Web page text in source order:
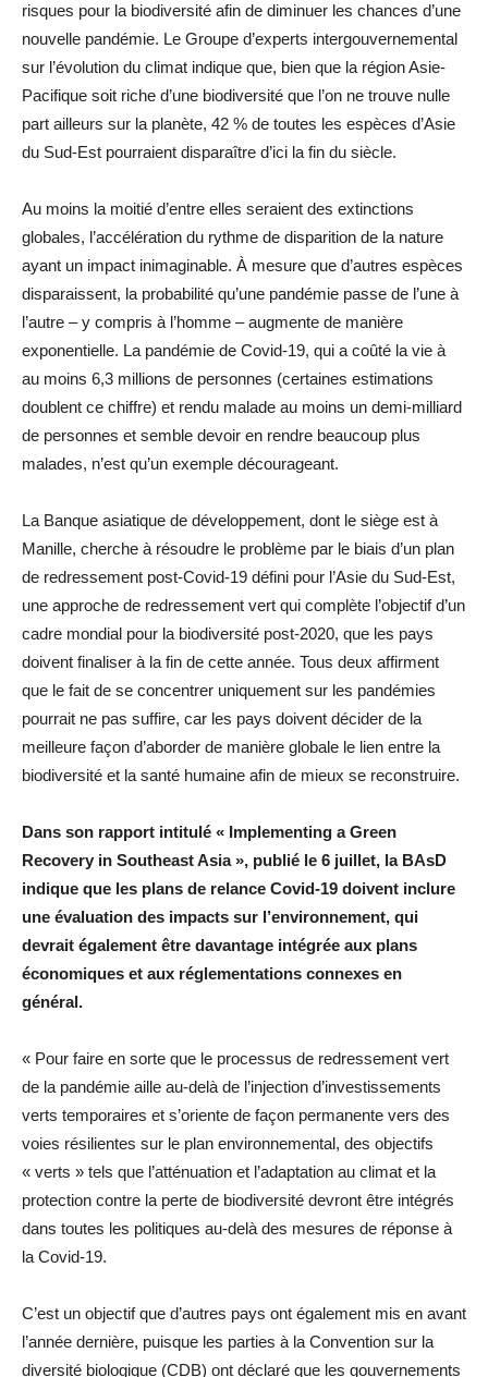
risques pour la biodiversité afin de diminuer les chances d’une
nouvelle pandémie. Le Groupe d’experts intergouvernemental
sur l’évolution du climat indique que, bien que la région Asie-
Pacifique soit riche d’une biodiversité que l’on ne trouve nulle
part ailleurs sur la planète, 42 % de toutes les espèces d’Asie
du Sud-Est pourraient disparaître d’ici la fin du siècle.
Au moins la moitié d’entre elles seraient des extinctions
globales, l’accélération du rythme de disparition de la nature
ayant un impact inimaginable. À mesure que d’autres espèces
disparaissent, la probabilité qu’une pandémie passe de l’une à
l’autre – y compris à l’homme – augmente de manière
exponentielle. La pandémie de Covid-19, qui a coûté la vie à
au moins 6,3 millions de personnes (certaines estimations
doublent ce chiffre) et rendu malade au moins un demi-milliard
de personnes et semble devoir en rendre beaucoup plus
malades, n’est qu’un exemple décourageant.
La Banque asiatique de développement, dont le siège est à
Manille, cherche à résoudre le problème par le biais d’un plan
de redressement post-Covid-19 défini pour l’Asie du Sud-Est,
une approche de redressement vert qui complète l’objectif d’un
cadre mondial pour la biodiversité post-2020, que les pays
doivent finaliser à la fin de cette année. Tous deux affirment
que le fait de se concentrer uniquement sur les pandémies
pourrait ne pas suffire, car les pays doivent décider de la
meilleure façon d’aborder de manière globale le lien entre la
biodiversité et la santé humaine afin de mieux se reconstruire.
Dans son rapport intitulé « Implementing a Green
Recovery in Southeast Asia », publié le 6 juillet, la BAsD
indique que les plans de relance Covid-19 doivent inclure
une évaluation des impacts sur l’environnement, qui
devrait également être davantage intégrée aux plans
économiques et aux réglementations connexes en
général.
« Pour faire en sorte que le processus de redressement vert
de la pandémie aille au-delà de l’injection d’investissements
verts temporaires et s’oriente de façon permanente vers des
voies résilientes sur le plan environnemental, des objectifs
« verts » tels que l’atténuation et l’adaptation au climat et la
protection contre la perte de biodiversité devront être intégrés
dans toutes les politiques au-delà des mesures de réponse à
la Covid-19.
C’est un objectif que d’autres pays ont également mis en avant
l’année dernière, puisque les parties à la Convention sur la
diversité biologique (CDB) ont déclaré que les gouvernements